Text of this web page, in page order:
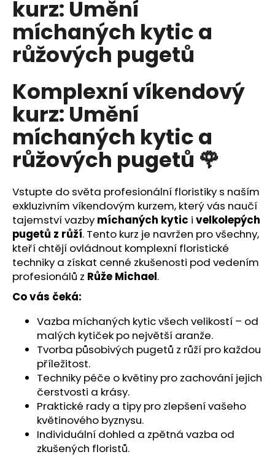
kurz: Umění
míchaných kytic a
růžových pugetů
Komplexní víkendový
kurz: Umění
míchaných kytic a
růžových pugetů 🌹
Vstupte do světa profesionální floristiky s naším
exkluzivním víkendovým kurzem, který vás naučí
tajemství vazby míchaných kytic i velkolepých
pugetů z růží. Tento kurz je navržen pro všechny,
kteří chtějí ovládnout komplexní floristické
techniky a získat cenné zkušenosti pod vedením
profesionálů z Růže Michael.
Co vás čeká:
Vazba míchaných kytic všech velikostí – od
malých kytiček po největší aranže.
Tvorba působivých pugetů z růží pro každou
příležitost.
Techniky péče o květiny pro zachování jejich
čerstvosti a krásy.
Praktické rady a tipy pro zlepšení vašeho
květinového byznysu.
Individuální dohled a zpětná vazba od
zkušených floristů.
a
j
í
t
?
HLEDAT
D
o
p
o
r
u
č
u
j